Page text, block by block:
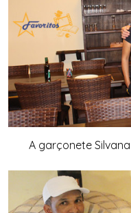
A garçonete